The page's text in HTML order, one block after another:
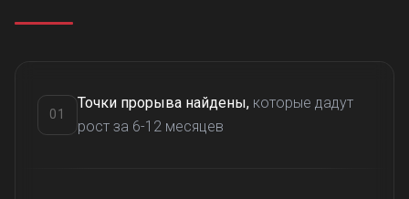
01
Точки прорыва найдены, которые дадут
рост за 6-12 месяцев
КАК ЭТО РАБОТАЕТ